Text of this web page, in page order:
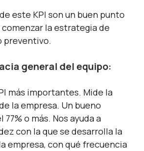
este KPI son un buen punto
la estrategia de
preventivo.
general del equipo:
más importantes. Mide la
la empresa. Un bueno
o más. Nos ayuda a
con la que se desarrolla la
empresa, con qué frecuencia